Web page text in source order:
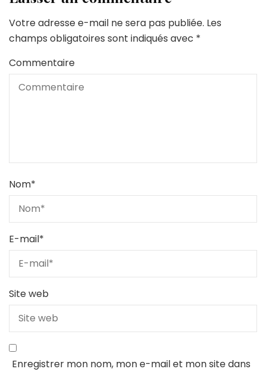
Votre adresse e-mail ne sera pas publiée. Les
champs obligatoires sont indiqués avec *
Commentaire
Nom*
E-mail*
Site web
Enregistrer mon nom, mon e-mail et mon site dans